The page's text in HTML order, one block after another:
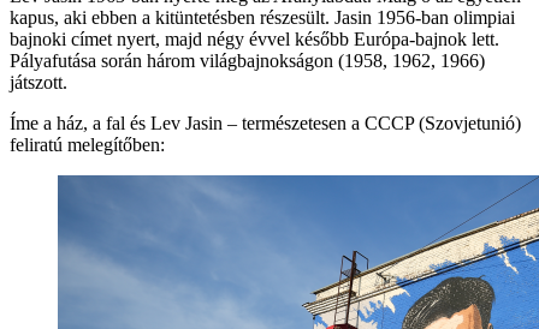
kapus, aki ebben a kitüntetésben részesült. Jasin 1956-ban olimpiai
bajnoki címet nyert, majd négy évvel később Európa-bajnok lett.
Pályafutása során három világbajnokságon (1958, 1962, 1966)
játszott.
Íme a ház, a fal és Lev Jasin – természetesen a CCCP (Szovjetunió)
feliratú melegítőben: